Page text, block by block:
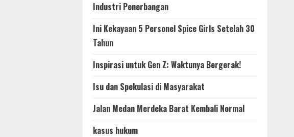
Industri Penerbangan
Ini Kekayaan 5 Personel Spice Girls Setelah 30
Tahun
Inspirasi untuk Gen Z: Waktunya Bergerak!
Isu dan Spekulasi di Masyarakat
Jalan Medan Merdeka Barat Kembali Normal
kasus hukum